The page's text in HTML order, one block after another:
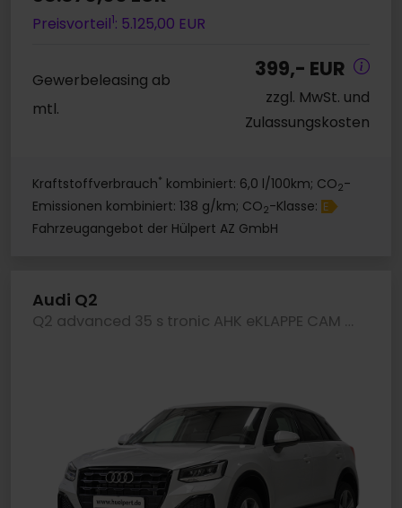
Preisvorteil1: 5.125,00 EUR
Gewerbeleasing ab
mtl.
399,- EUR
zzgl. MwSt. und
Zulassungskosten
Kraftstoffverbrauch* kombiniert: 6,0 l/100km; CO2-
Emissionen kombiniert: 138 g/km; CO2-Klasse: E
Fahrzeugangebot der Hülpert AZ GmbH
Audi Q2
Q2 advanced 35 s tronic AHK eKLAPPE CAM LM18